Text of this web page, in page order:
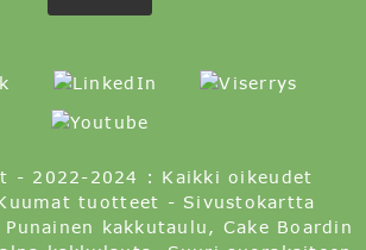
- 2022-2024 : Kaikki oikeudet
tuotteet - Sivustokartta
Punainen kakkutaulu , Cake Boardin